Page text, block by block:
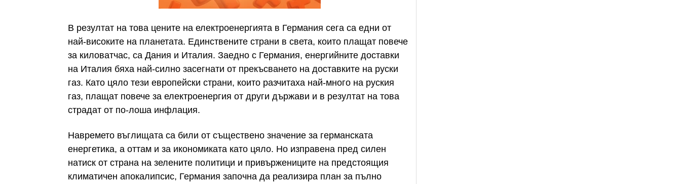
В резултат на това цените на електроенергията в Германия сега са едни от
най-високите на планетата. Единствените страни в света, които плащат повече
за киловатчас, са Дания и Италия. Заедно с Германия, енергийните доставки
на Италия бяха най-силно засегнати от прекъсването на доставките на руски
газ. Като цяло тези европейски страни, които разчитаха най-много на руския
газ, плащат повече за електроенергия от други държави и в резултат на това
страдат от по-лоша инфлация.
Навремето въглищата са били от съществено значение за германската
енергетика, а оттам и за икономиката като цяло. Но изправена пред силен
натиск от страна на зелените политици и привържениците на предстоящия
климатичен апокалипсис, Германия започна да реализира план за пълно